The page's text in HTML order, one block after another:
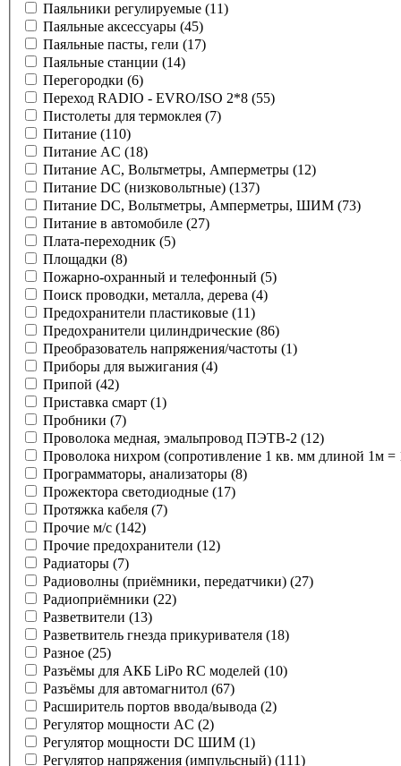
Паяльники регулируемые (11)
Паяльные аксессуары (45)
Паяльные пасты, гели (17)
Паяльные станции (14)
Перегородки (6)
Переход RADIO - EVRO/ISO 2*8 (55)
Пистолеты для термоклея (7)
Питание (110)
Питание AC (18)
Питание AC, Вольтметры, Амперметры (12)
Питание DC (низковольтные) (137)
Питание DC, Вольтметры, Амперметры, ШИМ (73)
Питание в автомобиле (27)
Плата-переходник (5)
Площадки (8)
Пожарно-охранный и телефонный (5)
Поиск проводки, металла, дерева (4)
Предохранители пластиковые (11)
Предохранители цилиндрические (86)
Преобразователь напряжения/частоты (1)
Приборы для выжигания (4)
Припой (42)
Приставка смарт (1)
Пробники (7)
Проволока медная, эмальпровод ПЭТВ-2 (12)
Проволока нихром (сопротивление 1 кв. мм длиной 1м
Программаторы, анализаторы (8)
Прожектора светодиодные (17)
Протяжка кабеля (7)
Прочие м/с (142)
Прочие предохранители (12)
Радиаторы (7)
Радиоволны (приёмники, передатчики) (27)
Радиоприёмники (22)
Разветвители (13)
Разветвитель гнезда прикуривателя (18)
Разное (25)
Разъёмы для АКБ LiPo RC моделей (10)
Разъёмы для автомагнитол (67)
Расширитель портов ввода/вывода (2)
Регулятор мощности AC (2)
Регулятор мощности DC ШИМ (1)
Регулятор напряжения (импульсный) (111)